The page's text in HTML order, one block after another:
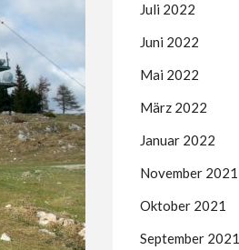
Juli 2022
Juni 2022
Mai 2022
März 2022
Januar 2022
November 2021
Oktober 2021
September 2021